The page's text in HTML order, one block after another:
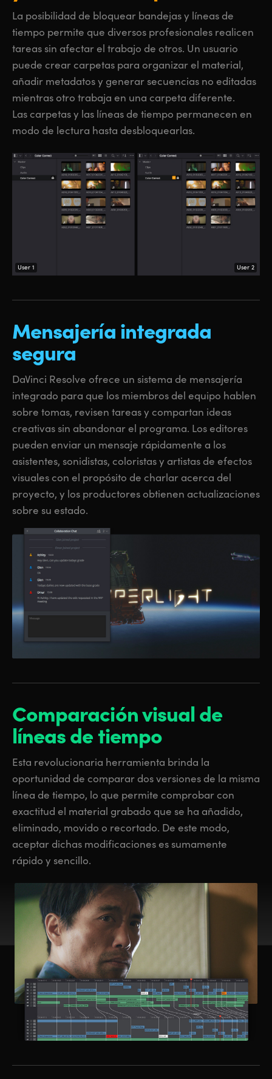
La posibilidad de bloquear bandejas y líneas de
tiempo permite que diversos profesionales realicen
tareas sin afectar el trabajo de otros. Un usuario
puede crear carpetas para organizar el material,
añadir metadatos y generar secuencias no editadas
mientras otro trabaja en una carpeta diferente.
Las carpetas y las líneas de tiempo permanecen en
modo de lectura hasta desbloquearlas.
User 1 User 2
Mensajería integrada
segura
DaVinci Resolve ofrece un sistema de mensajería
integrado para que los miembros del equipo hablen
sobre tomas, revisen tareas y compartan ideas
creativas sin abandonar el programa. Los editores
pueden enviar un mensaje rápidamente a los
asistentes, sonidistas, coloristas y artistas de efectos
visuales con el propósito de charlar acerca del
proyecto, y los productores obtienen actualizaciones
sobre su estado.
Comparación visual de
líneas de tiempo
Esta revolucionaria herramienta brinda la
oportunidad de comparar dos versiones de la misma
línea de tiempo, lo que permite comprobar con
exactitud el material grabado que se ha añadido,
eliminado, movido o recortado. De este modo,
aceptar dichas modificaciones es sumamente
rápido y sencillo.